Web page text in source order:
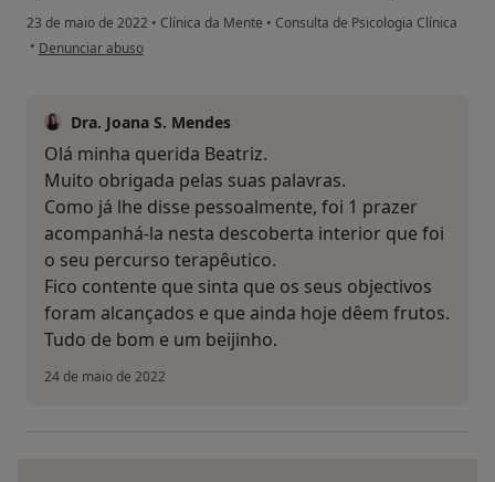
23 de maio de 2022 • Clínica da Mente • Consulta de Psicologia Clínica
• na opinião do utilizador Beatriz Machado
Denunciar abuso
Dra. Joana S. Mendes
Olá minha querida Beatriz.
Muito obrigada pelas suas palavras.
Como já lhe disse pessoalmente, foi 1 prazer
acompanhá-la nesta descoberta interior que foi
o seu percurso terapêutico.
Fico contente que sinta que os seus objectivos
foram alcançados e que ainda hoje dêem frutos.
Tudo de bom e um beijinho.
24 de maio de 2022